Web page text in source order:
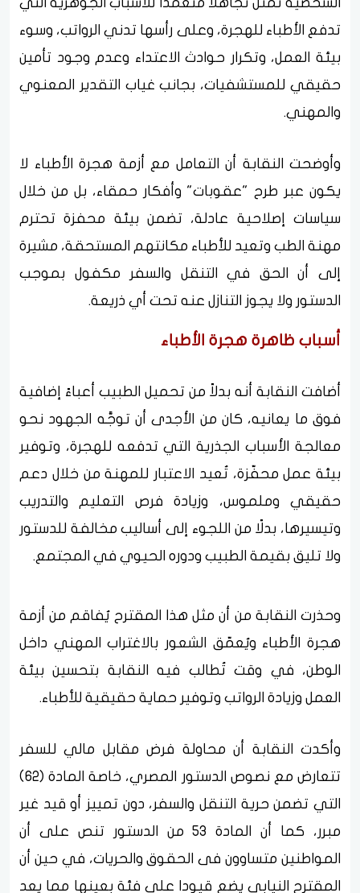
تدفع الأطباء للهجرة، وعلى رأسها تدني الرواتب، وسوء
بيئة العمل، وتكرار حوادث الاعتداء وعدم وجود تأمين
حقيقي للمستشفيات، بجانب غياب التقدير المعنوي
والمهني.
وأوضحت النقابة أن التعامل مع أزمة هجرة الأطباء لا
يكون عبر طرح "عقوبات" وأفكار حمقاء، بل من خلال
سياسات إصلاحية عادلة، تضمن بيئة محفزة تحترم
مهنة الطب وتعيد للأطباء مكانتهم المستحقة، مشيرة
إلى أن الحق في التنقل والسفر مكفول بموجب
الدستور ولا يجوز التنازل عنه تحت أي ذريعة.
أسباب ظاهرة هجرة الأطباء
أضافت النقابة أنه بدلاً من تحميل الطبيب أعباءً إضافية
فوق ما يعانيه، كان من الأجدى أن توجَّه الجهود نحو
معالجة الأسباب الجذرية التي تدفعه للهجرة، وتوفير
بيئة عمل محفّزة، تُعيد الاعتبار للمهنة من خلال دعم
حقيقي وملموس، وزيادة فرص التعليم والتدريب
وتيسيرها، بدلًا من اللجوء إلى أساليب مخالفة للدستور
ولا تليق بقيمة الطبيب ودوره الحيوي في المجتمع.
وحذرت النقابة من أن مثل هذا المقترح يُفاقم من أزمة
هجرة الأطباء ويُعمّق الشعور بالاغتراب المهني داخل
الوطن، في وقت تُطالب فيه النقابة بتحسين بيئة
العمل وزيادة الرواتب وتوفير حماية حقيقية للأطباء.
وأكدت النقابة أن محاولة فرض مقابل مالي للسفر
تتعارض مع نصوص الدستور المصري، خاصة المادة (62)
التي تضمن حرية التنقل والسفر، دون تمييز أو قيد غير
مبرر، كما أن المادة 53 من الدستور تنص على أن
المواطنين متساوون فى الحقوق والحريات، في حين أن
المقترح النيابي يضع قيودا على فئة بعينها مما يعد